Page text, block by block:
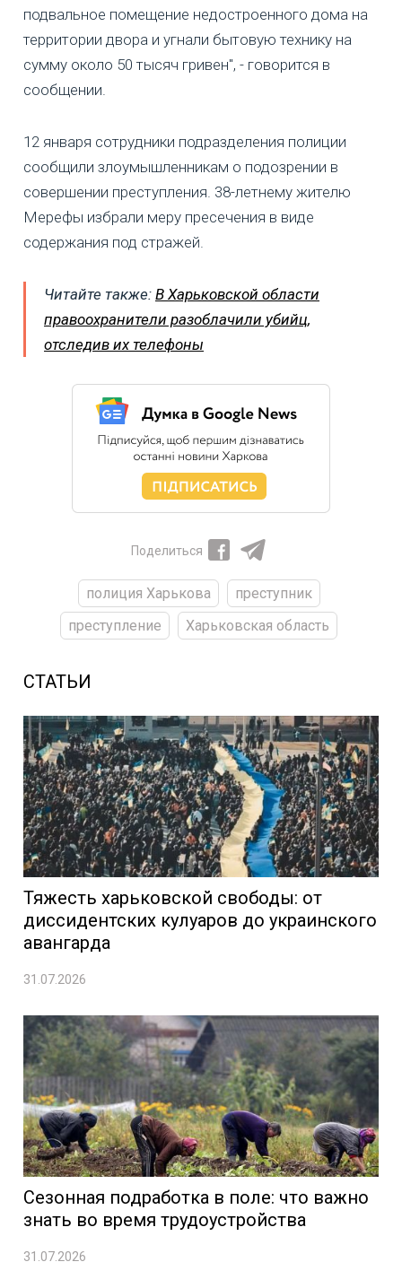
подвальное помещение недостроенного дома на
территории двора и угнали бытовую технику на
сумму около 50 тысяч гривен", - говорится в
сообщении.
12 января сотрудники подразделения полиции
сообщили злоумышленникам о подозрении в
совершении преступления. 38-летнему жителю
Мерефы избрали меру пресечения в виде
содержания под стражей.
Читайте также: В Харьковской области
правоохранители разоблачили убийц,
отследив их телефоны
Поделиться
полиция Харькова
преступник
преступление
Харьковская область
СТАТЬИ
Тяжесть харьковской свободы: от
диссидентских кулуаров до украинского
авангарда
31.07.2026
Сезонная подработка в поле: что важно
знать во время трудоустройства
31.07.2026